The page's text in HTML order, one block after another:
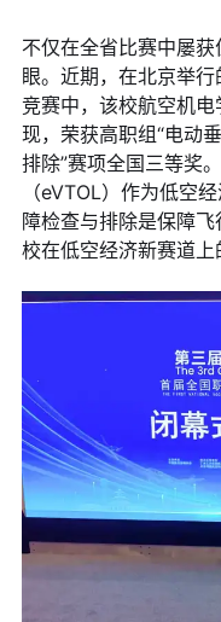
不仅在全省比赛中屡
眼。近期，在北京举
竞赛中，该校航空机
现，荣获高职组“电动
排除”赛项全国三等奖
（eVTOL）作为低空
障检查与排除是保障
校在低空经济新赛道上